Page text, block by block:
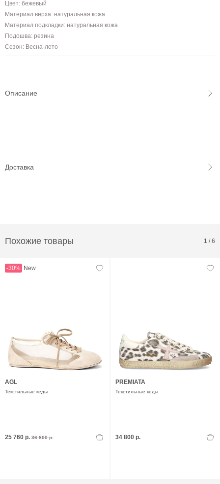
Цвет: бежевый
Материал верха: натуральная кожа
Материал подкладки: натуральная кожа
Подошва: резина
Сезон: Весна-лето
Описание
Доставка
Похожие товары 1 /6
-30% New
AGL
Текстильные кеды
25 760 р. 36 800 р.
PREMIATA
Текстильные кеды
34 800 р.